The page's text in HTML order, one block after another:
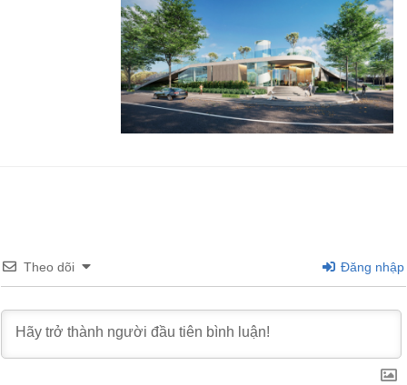
Theo dõi Đăng nhập